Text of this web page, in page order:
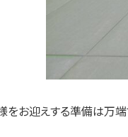
をお迎えする準備は万端